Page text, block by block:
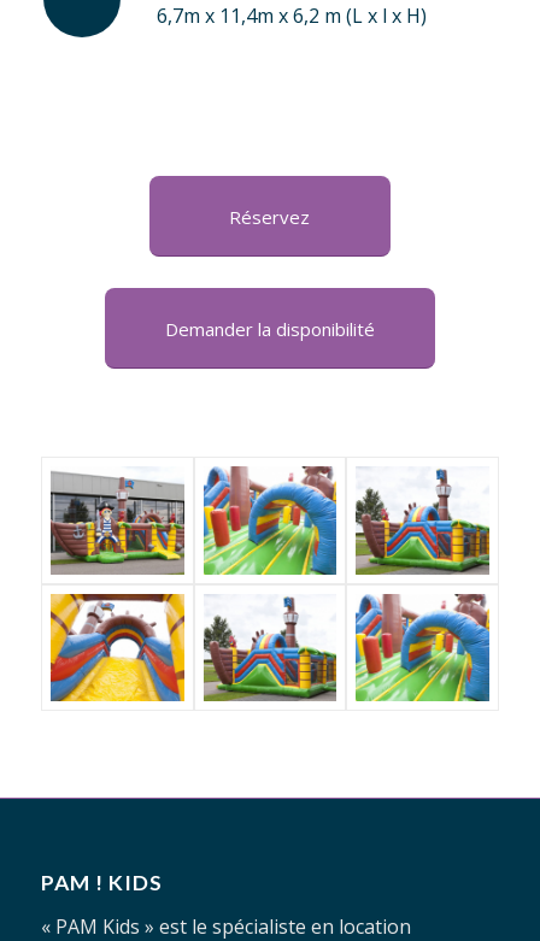
6,7m x 11,4m x 6,2 m (L x l x H)
Réservez
Demander la disponibilité
PAM ! KIDS
« PAM Kids » est le spécialiste en location